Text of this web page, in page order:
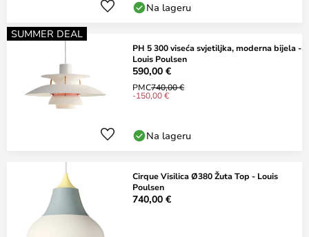
Na lageru
SUMMER DEAL
PH 5 300 viseća svjetiljka, moderna bijela -
Louis Poulsen
590,00 €
PMC740,00 €
-150,00 €
Na lageru
Cirque Visilica Ø380 Žuta Top - Louis
Poulsen
740,00 €